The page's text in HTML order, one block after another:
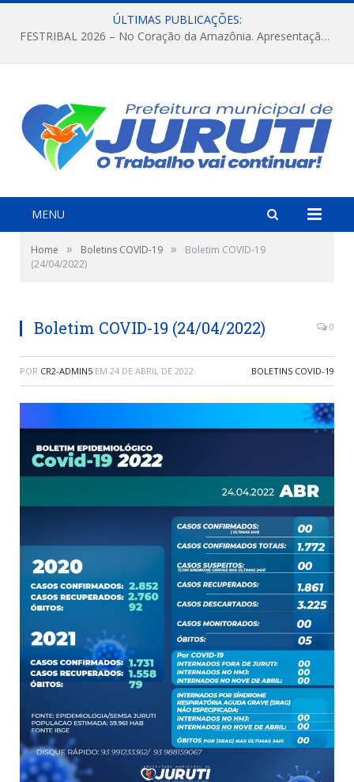
ÚLTIMAS PUBLICAÇÕES:
FESTRIBAL 2026 – No Coração da Amazônia. Apresentação da Munduruku.
MENU
Home » Boletins COVID-19 »
Boletim COVID-19
(24/04/2022)
Boletim COVID-19 (24/04/2022) 0
POR CR2-ADMIN5 EM 24 DE ABRIL DE 2022 BOLETINS COVID-19